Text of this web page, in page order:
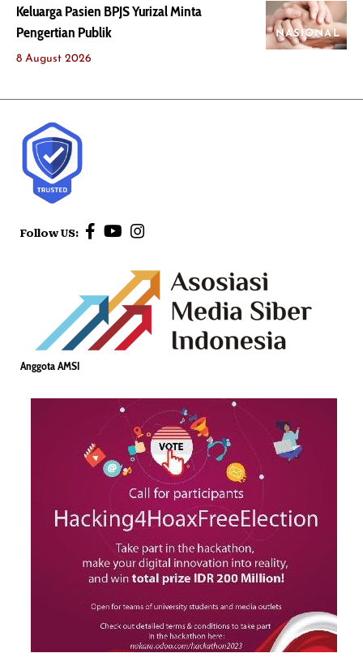
NASIONAL
Keluarga Pasien BPJS Yurizal Minta
Pengertian Publik
8 August 2026
Follow US:
Anggota AMSI